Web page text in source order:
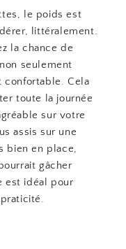
le poids est
littéralement.
la chance de
seulement
confortable. Cela
toute la journée
sur votre
assis sur une
bien en place,
gâcher
est idéal pour